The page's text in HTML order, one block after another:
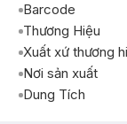
Barcode
Thương Hiệu
Xuất xứ thương
Nơi sản xuất
Dung Tích